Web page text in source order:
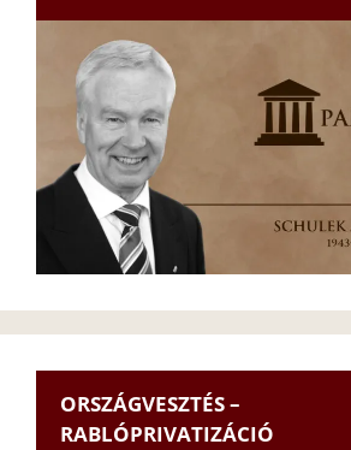
ORSZÁGVESZTÉS –
RABLÓPRIVATIZÁCIÓ